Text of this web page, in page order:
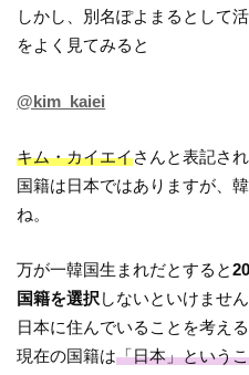
しかし、別名ぽよまるとして
をよく見てみると
@kim_kaiei
キム・カイエイさんと表記さ
国籍は日本ではありますが、
ね。
万が一韓国生まれだとすると
国籍を選択 しないといけませ
日本に住んでいることを考え
現在の国籍は「日本」という